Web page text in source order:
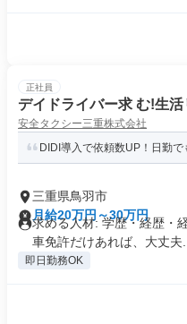
正社員
デイドライバー求 む!生
安全タクシー三重株式会社
DIDI導入で依頼数UP！日勤
三重県鳥羽市
月給20万円～30万円
求める人材: 学歴・経歴・
車免許だけあれば、大丈夫...
即日勤務OK